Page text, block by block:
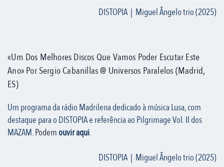
DISTOPIA | Miguel Ângelo trio (2025)
«Um Dos Melhores Discos Que Vamos Poder Escutar Este
Ano» Por Sergio Cabanillas @ Universos Paralelos (Madrid,
ES)
Um programa da rádio Madrilena dedicado à música Lusa, com
destaque para o DISTOPIA e referência ao Pilgrimage Vol. II dos
MAZAM. Podemouvir aqui.
DISTOPIA | Miguel Ângelo trio (2025)